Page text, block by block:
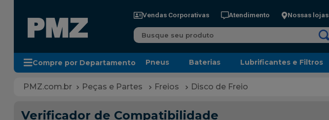
Vendas Corporativas Atendimento Nossas lojas
Busque seu produto
Compre por Departamento Pneus Baterias Lubrificantes e Filtros
Peças e Partes Freios Disco de Freio
Verificador de Compatibilidade